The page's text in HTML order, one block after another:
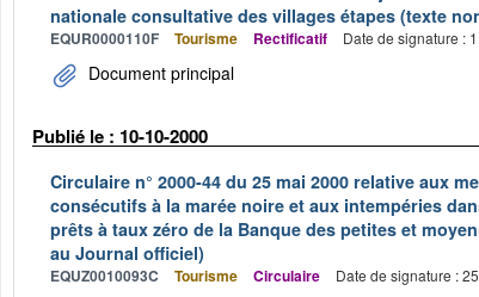
nationale consultative des villages étapes (texte
EQUR0000110F Tourisme Rectificatif Date de signature :
Document principal
Publié le : 10-10-2000
Circulaire n° 2000-44 du 25 mai 2000 relative aux
consécutifs à la marée noire et aux intempéries
prêts à taux zéro de la Banque des petites et
au Journal officiel)
EQUZ0010093C Tourisme Circulaire Date de signature :